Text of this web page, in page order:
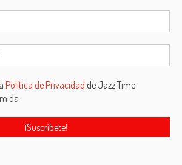
Política de Privacidad de Jazz Time